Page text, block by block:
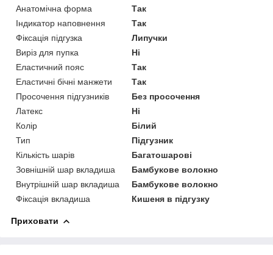
Анатомічна форма
Так
Індикатор наповнення
Так
Фіксація підгузка
Липучки
Виріз для пупка
Ні
Еластичний пояс
Так
Еластичні бічні манжети
Так
Просочення підгузників
Без просочення
Латекс
Ні
Колір
Білий
Тип
Підгузник
Кількість шарів
Багатошарові
Зовнішній шар вкладиша
Бамбукове волокно
Внутрішній шар вкладиша
Бамбукове волокно
Фіксація вкладиша
Кишеня в підгузку
Приховати